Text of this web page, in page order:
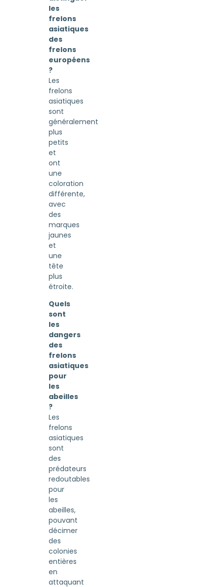
les
frelons
asiatiques
des
frelons
européens
?
Les
frelons
asiatiques
sont
généralement
plus
petits
et
ont
une
coloration
différente,
avec
des
marques
jaunes
et
une
tête
plus
étroite.
Quels
sont
les
dangers
des
frelons
asiatiques
pour
les
abeilles
?
Les
frelons
asiatiques
sont
des
prédateurs
redoutables
pour
les
abeilles,
pouvant
décimer
des
colonies
entières
en
attaquant